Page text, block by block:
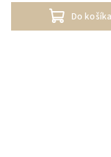
Do košíka